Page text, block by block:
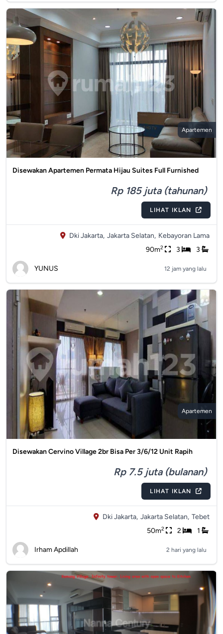
Apartemen
Disewakan Apartemen Permata Hijau Suites Full Furnished
Rp 185 juta (tahunan)
LIHAT IKLAN
Dki Jakarta, Jakarta Selatan, Kebayoran Lama
90m2 3 3
YUNUS 12 jam yang lalu
Apartemen
Disewakan Cervino Village 2br Bisa Per 3/6/12 Unit Rapih
Rp 7.5 juta (bulanan)
LIHAT IKLAN
Dki Jakarta, Jakarta Selatan, Tebet
50m2 2 1
Irham Apdillah 2 hari yang lalu